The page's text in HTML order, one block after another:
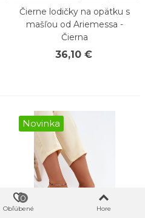
Čierne lodičky na opätku s
mašľou od Ariemessa -
Čierna
36,10 €
Novinka
Obľúbené
0
Hore